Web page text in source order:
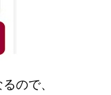
ので、